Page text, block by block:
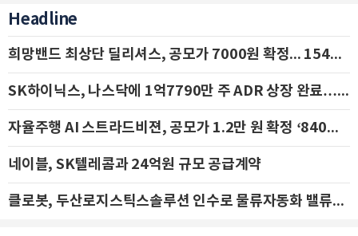
Headline
희망밴드 최상단 딜리셔스, 공모가 7000원 확정... 154억 규모 IPO 돌입
SK하이닉스, 나스닥에 1억7790만 주 ADR 상장 완료…29일 국내 추가 상장
자율주행 AI 스트라드비젼, 공모가 1.2만 원 확정 ‘840억 수혈’
네이블, SK텔레콤과 24억원 규모 공급계약
클로봇, 두산로지스틱스솔루션 인수로 물류자동화 밸류체인 확장 추진 - IBK투자증권